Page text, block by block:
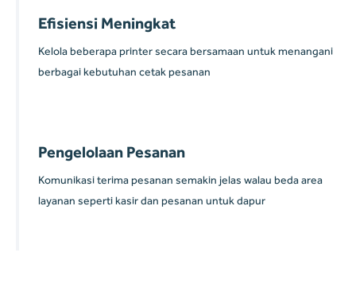
Efisiensi Meningkat
Kelola beberapa printer secara bersamaan untuk menangani
berbagai kebutuhan cetak pesanan
Pengelolaan Pesanan
Komunikasi terima pesanan semakin jelas walau beda area
layanan seperti kasir dan pesanan untuk dapur